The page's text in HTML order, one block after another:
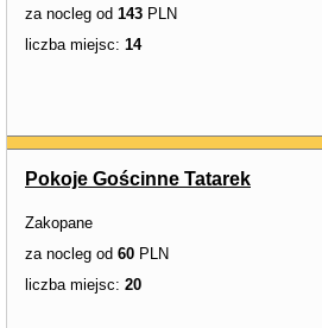
za nocleg od 143 PLN
liczba miejsc: 14
Pokoje Gościnne Tatarek
Zakopane
za nocleg od 60 PLN
liczba miejsc: 20